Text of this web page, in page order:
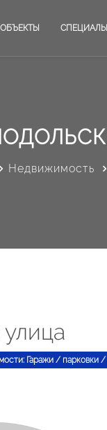
ОБЪЕКТЫ
Недвижимость
Гаражи / парковки